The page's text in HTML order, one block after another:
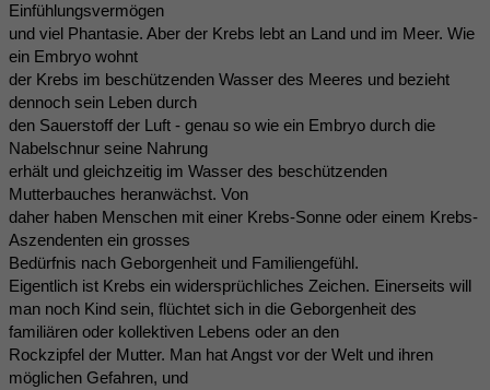
Einfühlungsvermögen
und viel Phantasie. Aber der Krebs lebt an Land und im Meer. Wie
ein Embryo wohnt
der Krebs im beschützenden Wasser des Meeres und bezieht
dennoch sein Leben durch
den Sauerstoff der Luft - genau so wie ein Embryo durch die
Nabelschnur seine Nahrung
erhält und gleichzeitig im Wasser des beschützenden
Mutterbauches heranwächst. Von
daher haben Menschen mit einer Krebs-Sonne oder einem Krebs-
Aszendenten ein grosses
Bedürfnis nach Geborgenheit und Familiengefühl.
Eigentlich ist Krebs ein widersprüchliches Zeichen. Einerseits will
man noch Kind sein, flüchtet sich in die Geborgenheit des
familiären oder kollektiven Lebens oder an den
Rockzipfel der Mutter. Man hat Angst vor der Welt und ihren
möglichen Gefahren, und